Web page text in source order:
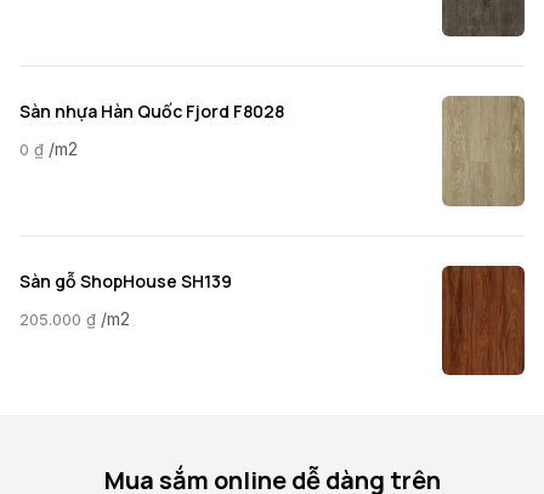
Sàn nhựa Hàn Quốc Fjord F8028
0 ₫ /m2
Sàn gỗ ShopHouse SH139
205.000 ₫ /m2
Mua sắm online dễ dàng trên